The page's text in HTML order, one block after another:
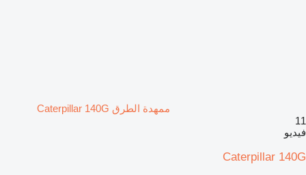
ممهدة الطرق Caterpillar 140G
11
فيديو
Caterpillar 140G